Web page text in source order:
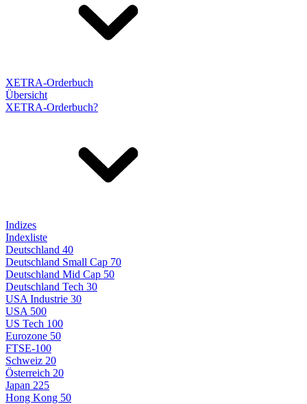
XETRA-Orderbuch
Übersicht
XETRA-Orderbuch?
Indizes
Indexliste
Deutschland 40
Deutschland Small Cap 70
Deutschland Mid Cap 50
Deutschland Tech 30
USA Industrie 30
USA 500
US Tech 100
Eurozone 50
FTSE-100
Schweiz 20
Österreich 20
Japan 225
Hong Kong 50